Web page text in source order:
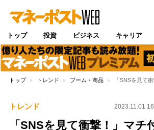
トップ 投資 ビジネス キャリア
トップ トレンド ブーム・商品 「SNSを見て
トレンド 2023.11.01
「SNSを見て衝撃！」マチ